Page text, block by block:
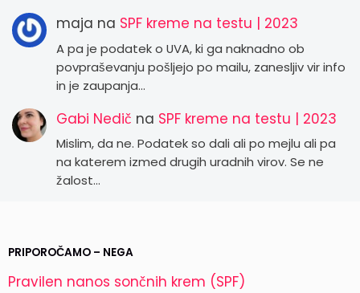
maja na SPF kreme na testu | 2023
A pa je podatek o UVA, ki ga naknadno ob
povpraševanju pošljejo po mailu, zanesljiv vir info
in je zaupanja…
Gabi Nedič na SPF kreme na testu | 2023
Mislim, da ne. Podatek so dali ali po mejlu ali pa
na katerem izmed drugih uradnih virov. Se ne
žalost…
PRIPOROČAMO – NEGA
Pravilen nanos sončnih krem (SPF)